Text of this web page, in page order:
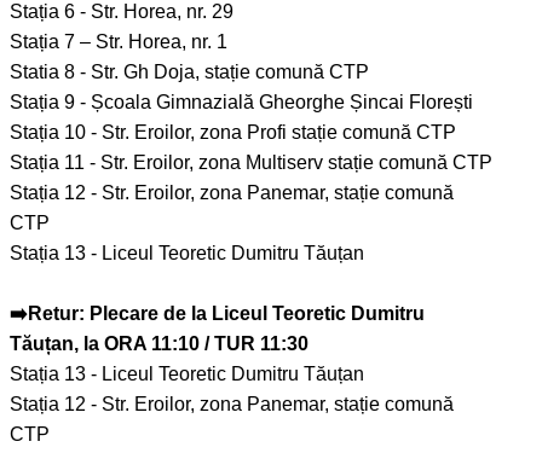
Stația 6 - Str. Horea, nr. 29
Stația 7 – Str. Horea, nr. 1
Statia 8 - Str. Gh Doja, stație comună CTP
Stația 9 - Școala Gimnazială Gheorghe Șincai Florești
Stația 10 - Str. Eroilor, zona Profi stație comună CTP
Stația 11 - Str. Eroilor, zona Multiserv stație comună CTP
Stația 12 - Str. Eroilor, zona Panemar, stație comună
CTP
Stația 13 - Liceul Teoretic Dumitru Tăuțan
➡️Retur: Plecare de la Liceul Teoretic Dumitru
Tăuțan, la ORA 11:10 / TUR 11:30
Stația 13 - Liceul Teoretic Dumitru Tăuțan
Stația 12 - Str. Eroilor, zona Panemar, stație comună
CTP